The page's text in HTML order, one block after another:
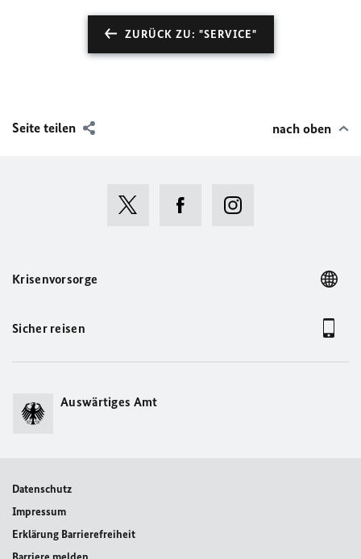
ZURÜCK ZU: "SERVICE"
Seite teilen nach oben
Krisenvorsorge
Sicher reisen
Auswärtiges Amt
Datenschutz
Impressum
Erklärung Barrierefreiheit